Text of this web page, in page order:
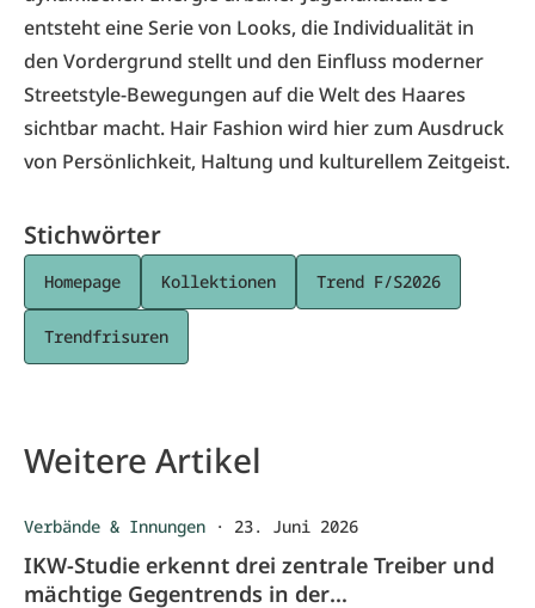
entsteht eine Serie von Looks, die Individualität in
den Vordergrund stellt und den Einfluss moderner
Streetstyle-Bewegungen auf die Welt des Haares
sichtbar macht. Hair Fashion wird hier zum Ausdruck
von Persönlichkeit, Haltung und kulturellem Zeitgeist.
Stichwörter
Homepage Kollektionen Trend F/S2026
Trendfrisuren
Weitere Artikel
Verbände & Innungen · 23. Juni 2026
IKW-Studie erkennt drei zentrale Treiber und
mächtige Gegentrends in der